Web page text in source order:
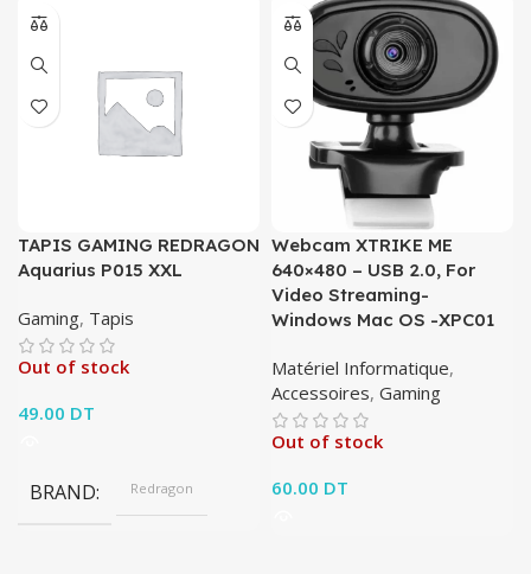
TAPIS GAMING REDRAGON
Aquarius P015 XXL
Gaming, Tapis
Out of stock
49.00 DT
BRAND Redragon
Webcam XTRIKE ME
640×480 – USB 2.0, For
Video Streaming-
Windows Mac OS -XPC01
Matériel Informatique,
Accessoires, Gaming
Out of stock
60.00 DT